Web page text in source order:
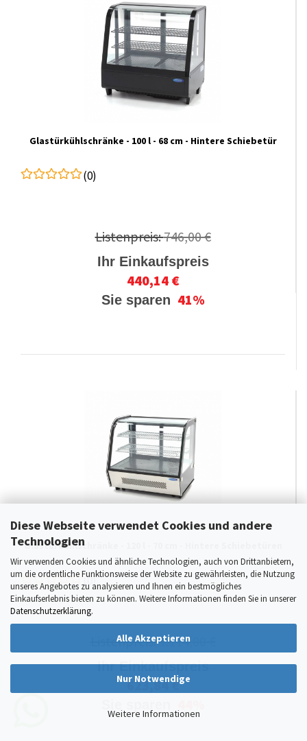
Diese Webseite verwendet Cookies und andere
Technologien
Wir verwenden Cookies und ähnliche Technologien, auch von Drittanbietern,
um die ordentliche Funktionsweise der Website zu gewährleisten, die Nutzung
unseres Angebotes zu analysieren und Ihnen ein bestmögliches
Einkaufserlebnis bieten zu können. Weitere Informationen finden Sie in unserer
Datenschutzerklärung.
Alle Akzeptieren
Nur Notwendige
Weitere Informationen
Glastürkühlschränke - 100 l - 68 cm - Hintere Schiebetür
(0)
Listenpreis:746,00 €
Ihr Einkaufspreis
440,14 €
Sie sparen 41%
Glastürkühlschränke - 120 l - 70 cm - Hintere Schiebetüren
(0)
Listenpreis:1.114,00 €
Ihr Einkaufspreis
623,84 €